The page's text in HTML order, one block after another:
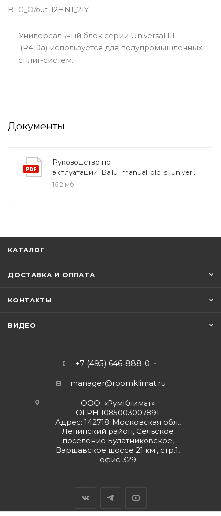
BLC_O/out-12HN1_21Y
Универсальный блок cерии Universal III
(R410a) используется для полупромышленных
сплит-систем.
Документы
Руководство по
экплуатации_Ballu_manual_blc_s_universal
16,2 мб
КАТАЛОГ
ДОСТАВКА И ОПЛАТА
КОНТАКТЫ
ВИДЕО
+7 (495) 646-888-0
manager@roomklimat.ru
ООО «РумКлимат»
ОГРН 1085003007891
Адрес: 142718, Московская обл.,
Ленинский район, Сельское
поселение Булатниковское,
Варшавское шоссе 21 км., стр.1,
офис 329